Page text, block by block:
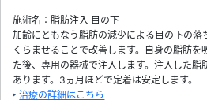
施術名：脂肪注入 目の下
加齢にともなう脂肪の減少による目の下の
くらませることで改善します。自身の脂肪を
た後、専用の器械で注入します。注入した
あります。3ヵ月ほどで定着は安定します。
治療の詳細はこちら